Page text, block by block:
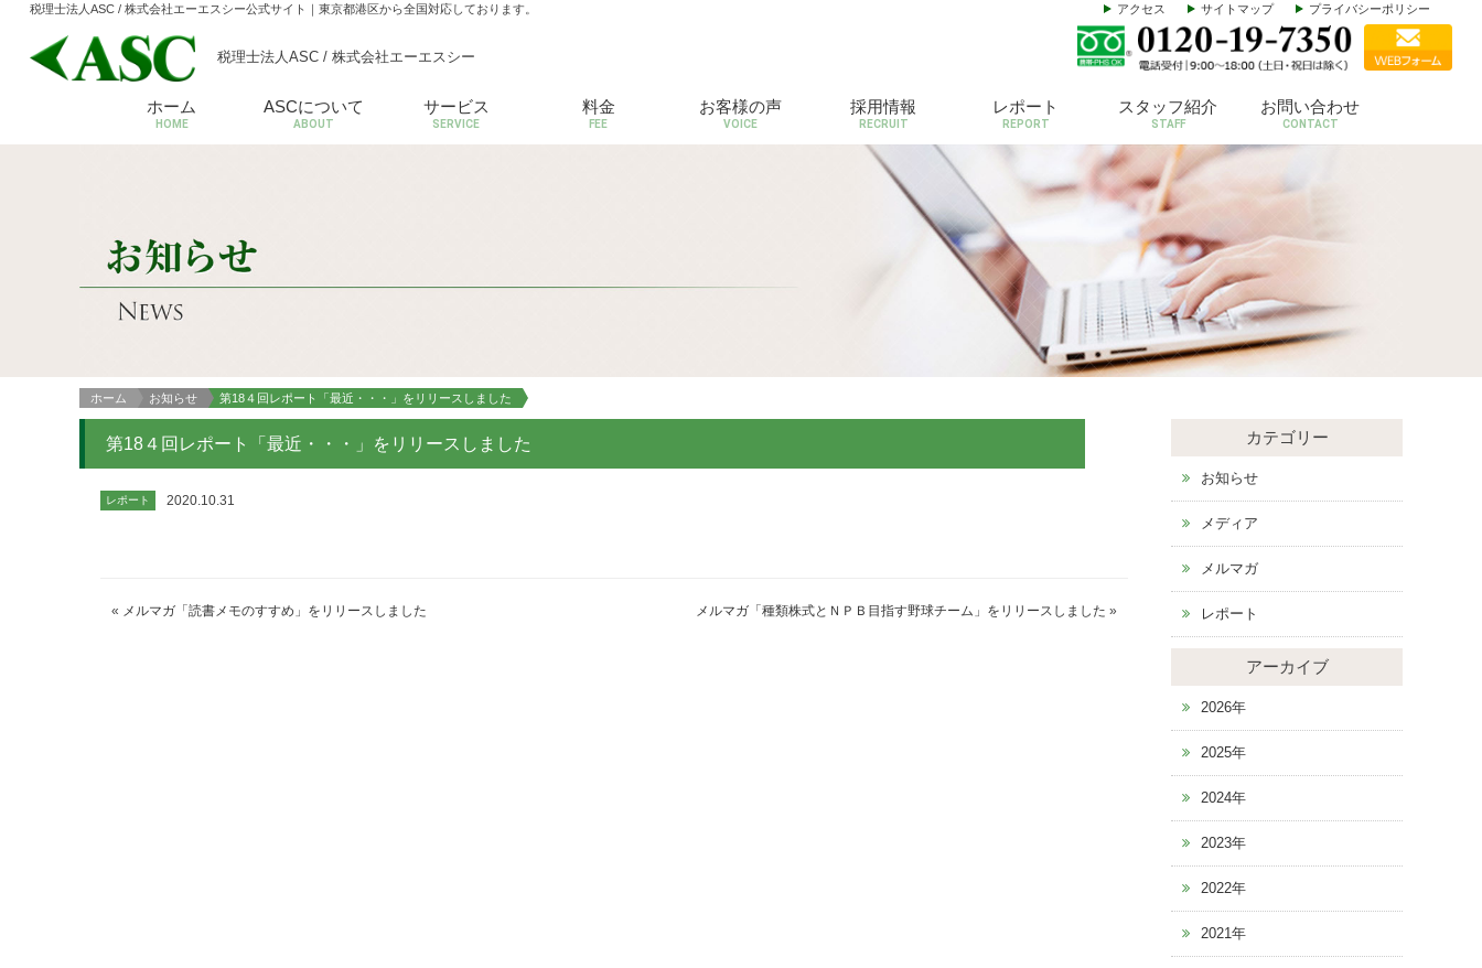
税理士法人ASC / 株式会社エーエスシー公式サイト ｜東京都港区から全国対応しております。 アクセス サイトマップ プライバシーポリシー
税理士法人ASC / 株式会社エーエスシー
ホーム
HOME
ASCについて
ABOUT
サービス
SERVICE
料金
FEE
お客様の声
VOICE
採用情報
RECRUIT
レポート
REPORT
スタッフ紹介
STAFF
お問い合わせ
CONTACT
ホーム お知らせ 第18４回レポート「最近・・・」をリリースしました
第18４回レポート「最近・・・」をリリースしました
レポート 2020.10.31
« メルマガ「読書メモのすすめ」をリリースしました メルマガ「種類株式とＮＰＢ目指す野球チーム」をリリースしました »
カテゴリー
お知らせ
メディア
メルマガ
レポート
アーカイブ
2026年
2025年
2024年
2023年
2022年
2021年